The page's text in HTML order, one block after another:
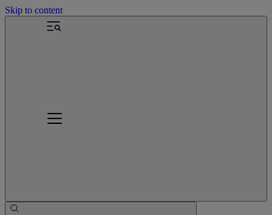
Skip to content